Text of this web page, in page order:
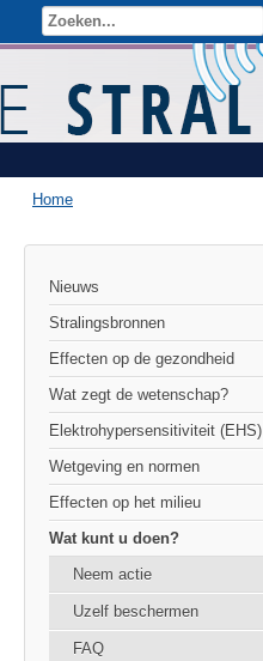
Home
Nieuws
Stralingsbronnen
Effecten op de gezondheid
Wat zegt de wetenschap?
Elektrohypersensitiviteit (EHS)
Wetgeving en normen
Effecten op het milieu
Wat kunt u doen?
Neem actie
Uzelf beschermen
FAQ